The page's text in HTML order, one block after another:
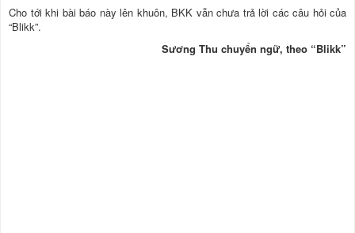
Cho tới khi bài báo này lên khuôn, BKK vẫn chưa trả lời các câu hỏi của
“Blikk”.
Sương Thu chuyển ngữ, theo “Blikk”